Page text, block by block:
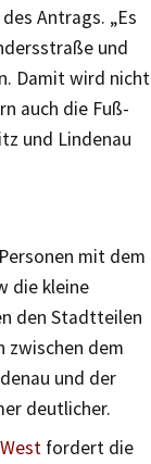
Antrags. „Es
und
Damit wird nicht
auch die Fuß-
und Lindenau
mit dem
die kleine
den Stadtteilen
zwischen dem
und der
deutlicher.
fordert die